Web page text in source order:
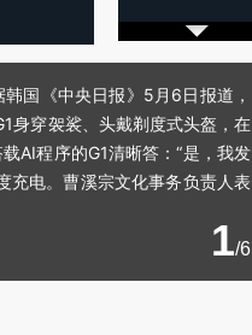
国《中央日报》5月6日报道，
身穿袈裟、头戴剃度式头盔，在
AI程序的G1清晰答：“是，我发
充电。曹溪宗文化事务负责人表
1/6